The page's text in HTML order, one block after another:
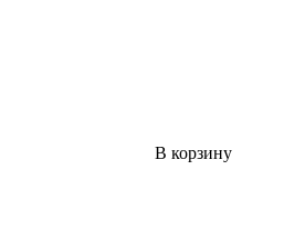
В корзину